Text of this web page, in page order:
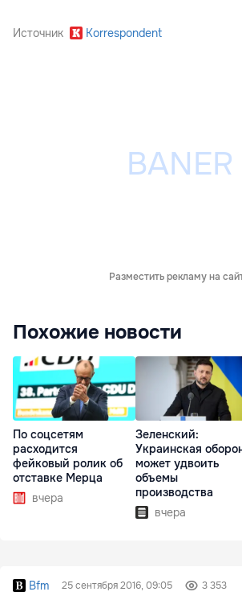
Источник Korrespondent
Разместить рекламу на
Похожие новости
По соцсетям
расходится
фейковый ролик об
отставке Мерца
вчера
Зеленский:
Украинская
может удвоить
объемы
производства
вчера
Bfm 25 сентября 2016, 09:05 3 353